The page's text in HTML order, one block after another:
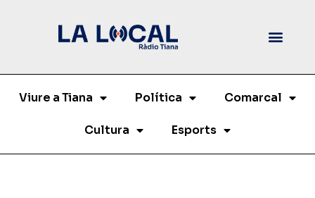
Viure a Tiana Política Comarcal
Cultura Esports